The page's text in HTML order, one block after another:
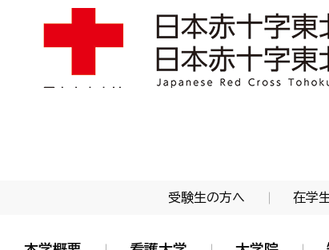
学校法人 日本赤十字学園 日本赤十字東北看護
受験生の方へ 在学